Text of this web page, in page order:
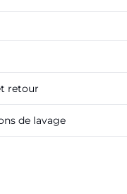
retour
de lavage